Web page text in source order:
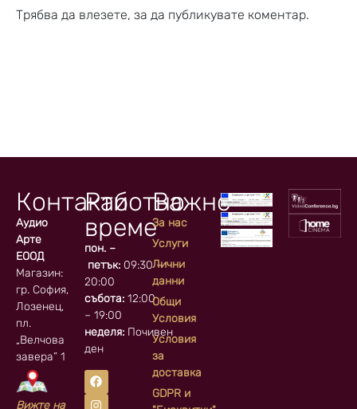
Трябва да влезете, за да публикувате коментар.
Контакти
Аудио
Арте
ЕООД
Магазин:
гр. София, кв.
Лозенец,
пл.
„Велчова
завера” 1
Вижте на
Работно
време
пон. –
петък:09:30 –
20:00
събота:12:00
– 19:00
неделя:Почивен
ден
Важно
За нас
Услуги
Лични
данни
Общи
Условия
Условия
за
доставка
GDPR и